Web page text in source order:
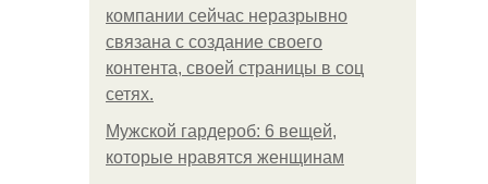
компании сейчас неразрывно
связана с создание своего
контента, своей страницы в соц
сетях.
Мужской гардероб: 6 вещей,
которые нравятся женщинам